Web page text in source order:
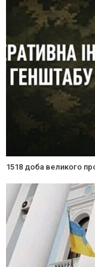
1518 доба великого